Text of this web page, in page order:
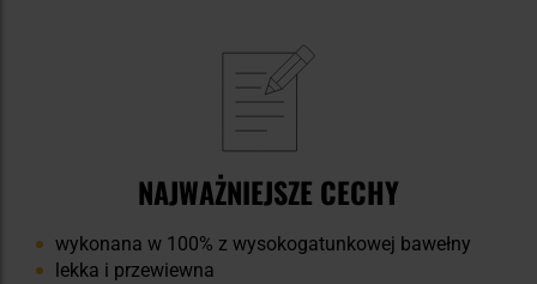
NAJWAŻNIEJSZE CECHY
wykonana w 100% z wysokogatunkowej bawełny
lekka i przewiewna